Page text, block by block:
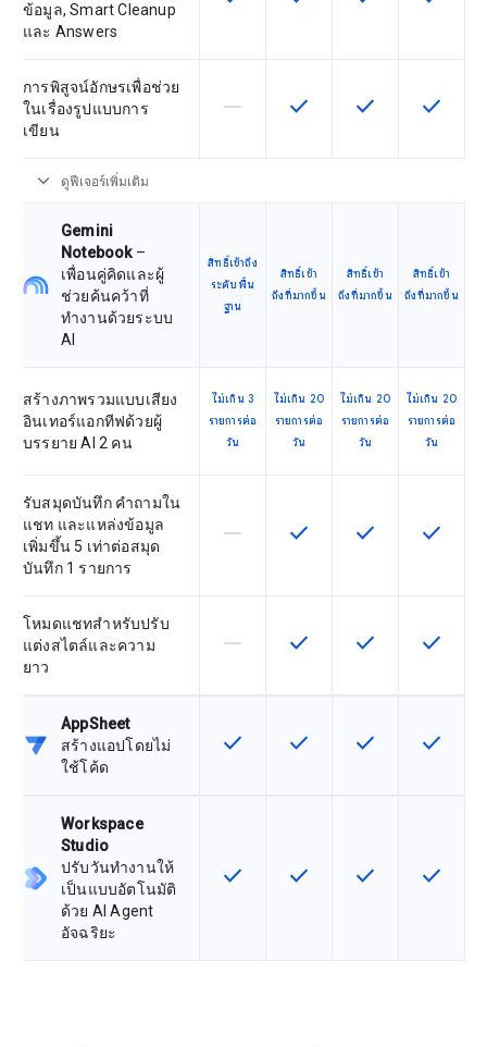
ข้อมูล, Smart Cleanup
และ Answers
การพิสูจน์อักษรเพื่อช่วย
ในเรื่องรูปแบบการ
เขียน
ฟีเจอร์นี้ใช้ไม่ได้กับ SKU นี้
horizontal_rule ฟีเจอร์นี้ใช้ได้กับ SKU
check ฟีเจอร์นี้ใช้ได้กับ
check ฟีเจอร์นี้
check
expand_more ดูฟีเจอร์เพิ่มเติม
Gemini
Notebook–
เพื่อนคู่คิดและผู้
ช่วยค้นคว้าที่
ทำงานด้วยระบบ
AI
สิทธิ์เข้าถึง
ระดับพื้น
ฐาน
สิทธิ์เข้า
ถึงที่มากขึ้น
สิทธิ์เข้า
ถึงที่มากขึ้น
สิทธิ์เข้า
ถึงที่มากขึ้น
สร้างภาพรวมแบบเสียง
อินเทอร์แอกทีฟด้วยผู้
บรรยาย AI 2 คน
ไม่เกิน 3
รายการต่อ
วัน
ไม่เกิน 20
รายการต่อ
วัน
ไม่เกิน 20
รายการต่อ
วัน
ไม่เกิน 20
รายการต่อ
วัน
รับสมุดบันทึก คำถามใน
แชท และแหล่งข้อมูล
เพิ่มขึ้น 5 เท่าต่อสมุด
บันทึก 1 รายการ
ฟีเจอร์นี้ใช้ไม่ได้กับ SKU นี้
horizontal_rule ฟีเจอร์นี้ใช้ได้กับ SKU
check ฟีเจอร์นี้ใช้ได้กับ
check ฟีเจอร์นี้
check
โหมดแชทสำหรับปรับ
แต่งสไตล์และความ
ยาว
ฟีเจอร์นี้ใช้ไม่ได้กับ SKU นี้
horizontal_rule ฟีเจอร์นี้ใช้ได้กับ SKU
check ฟีเจอร์นี้ใช้ได้กับ
check ฟีเจอร์นี้
check
AppSheet
สร้างแอปโดยไม่
ใช้โค้ด
ฟีเจอร์นี้ใช้ได้กับ SKU
check ฟีเจอร์นี้ใช้ได้กับ SKU
check ฟีเจอร์นี้ใช้ได้กับ
check ฟีเจอร์นี้
check
Workspace
Studio
ปรับวันทำงานให้
เป็นแบบอัตโนมัติ
ด้วย AI Agent
อัจฉริยะ
ฟีเจอร์นี้ใช้ได้กับ SKU
check ฟีเจอร์นี้ใช้ได้กับ SKU
check ฟีเจอร์นี้ใช้ได้กับ
check ฟีเจอร์นี้
check